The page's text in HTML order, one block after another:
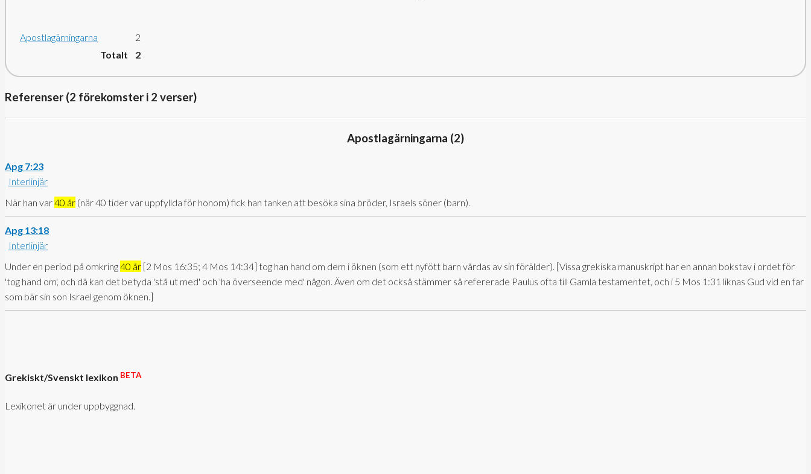
Apostlagärningarna
2
Totalt 2
Referenser (2 förekomster i 2 verser)
Apostlagärningarna (2)
Apg 7:23
Interlinjär
När han var40 år (när 40 tider var uppfyllda för honom)fick han tanken att besöka sina bröder, Israels söner (barn).
Apg 13:18
Interlinjär
Under en period på omkring40 år [2 Mos 16:35; 4 Mos 14:34] tog han hand om dem i öknen (som ett nyfött barn vårdas av sin förälder). [Vissa grekiska manuskript har en annan bokstav i ordet för
'tog hand om', och då kan det betyda 'stå ut med' och 'ha överseende med' någon. Även om det också stämmer så refererade Paulus ofta till Gamla testamentet, och i 5 Mos 1:31 liknas Gud vid en far
som bär sin son Israel genom öknen.]
Grekiskt/Svenskt lexikon BETA
Lexikonet är under uppbyggnad.